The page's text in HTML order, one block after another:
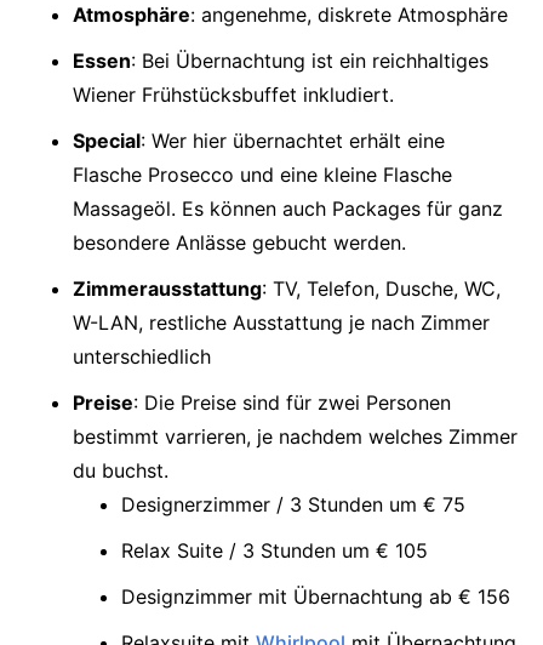
Atmosphäre: angenehme, diskrete Atmosphäre
Essen: Bei Übernachtung ist ein reichhaltiges
Wiener Frühstücksbuffet inkludiert.
Special: Wer hier übernachtet erhält eine
Flasche Prosecco und eine kleine Flasche
Massageöl. Es können auch Packages für ganz
besondere Anlässe gebucht werden.
Zimmerausstattung: TV, Telefon, Dusche, WC,
W-LAN, restliche Ausstattung je nach Zimmer
unterschiedlich
Preise: Die Preise sind für zwei Personen
bestimmt varrieren, je nachdem welches Zimmer
du buchst.
Designerzimmer / 3 Stunden um € 75
Relax Suite / 3 Stunden um € 105
Designzimmer mit Übernachtung ab € 156